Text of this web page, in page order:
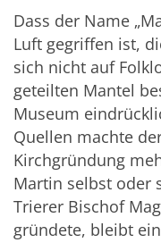
Dass der Name
Luft gegriffen ist,
sich nicht auf
geteilten Mantel
Museum
Quellen machte
Kirchgründung
Martin selbst oder
Trierer Bischof
gründete, bleibt